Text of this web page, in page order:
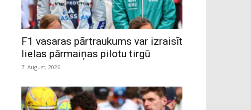
F1 vasaras pārtraukums var izraisīt
lielas pārmaiņas pilotu tirgū
7. August, 2026